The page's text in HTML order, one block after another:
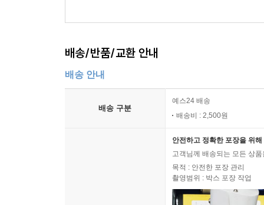
배송/반품/교환 안내
배송 안내
배송 구분
예스24 배송
배송비 : 2,500원
안전하고 정확한 포장을 위
고객님께 배송되는 모든 상
목적 : 안전한 포장 관리
촬영범위 : 박스 포장 작업